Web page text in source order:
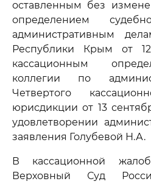
оставленным без
определением
административным
Республики Крым от
кассационным
коллегии по
Четвертого
юрисдикции от 13
удовлетворении
заявления Голубевой Н.А.
В кассационной
Верховный Суд